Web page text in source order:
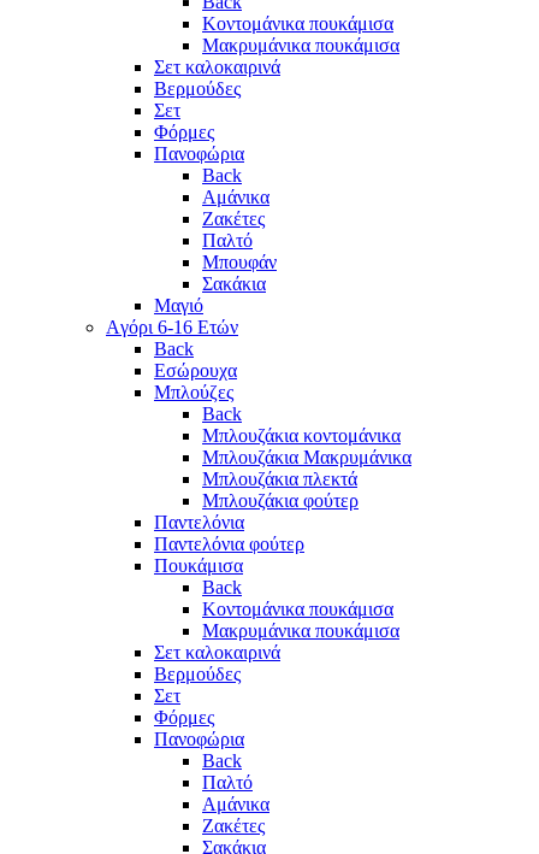
Κοντομάνικα πουκάμισα
Μακρυμάνικα πουκάμισα
Σετ καλοκαιρινά
Βερμούδες
Σετ
Φόρμες
Πανοφώρια
Back
Αμάνικα
Ζακέτες
Παλτό
Μπουφάν
Σακάκια
Μαγιό
Aγόρι 6-16 Ετών
Back
Eσώρουχα
Μπλούζες
Back
Μπλουζάκια κοντομάνικα
Μπλουζάκια Μακρυμάνικα
Μπλουζάκια πλεκτά
Μπλουζάκια φούτερ
Παντελόνια
Παντελόνια φούτερ
Πουκάμισα
Back
Κοντομάνικα πουκάμισα
Μακρυμάνικα πουκάμισα
Σετ καλοκαιρινά
Βερμούδες
Σετ
Φόρμες
Πανοφώρια
Back
Παλτό
Αμάνικα
Ζακέτες
Σακάκια